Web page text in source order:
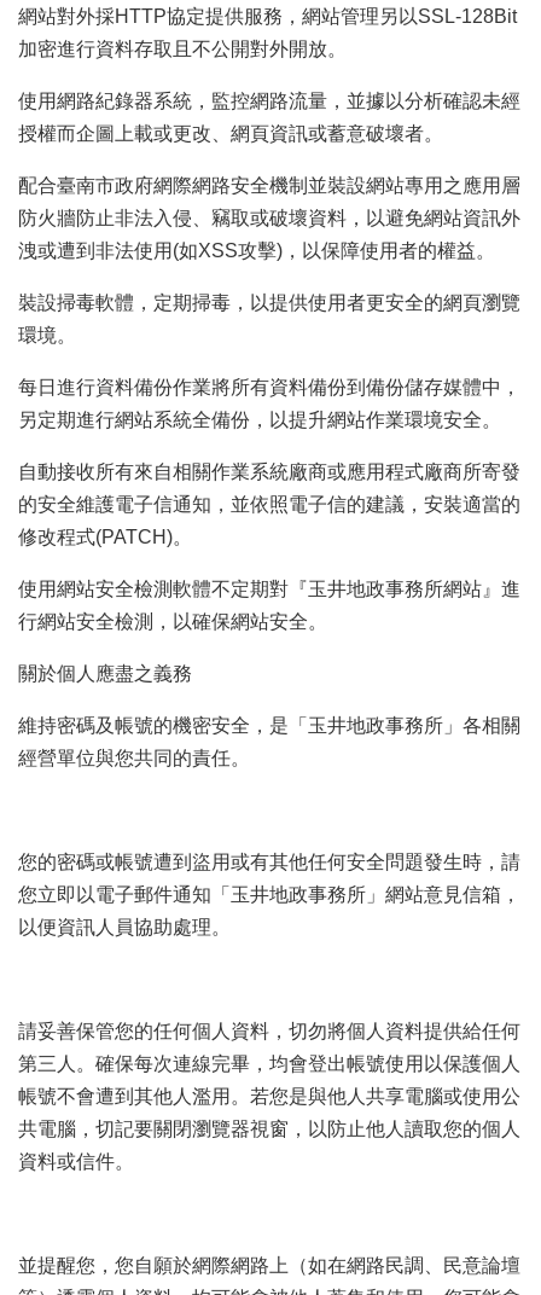
網站對外採HTTP協定提供服務，網站管理另以SSL-128Bit
加密進行資料存取且不公開對外開放。
使用網路紀錄器系統，監控網路流量，並據以分析確認未經
授權而企圖上載或更改、網頁資訊或蓄意破壞者。
配合臺南市政府網際網路安全機制並裝設網站專用之應用層
防火牆防止非法入侵、竊取或破壞資料，以避免網站資訊外
洩或遭到非法使用(如XSS攻擊)，以保障使用者的權益。
裝設掃毒軟體，定期掃毒，以提供使用者更安全的網頁瀏覽
環境。
每日進行資料備份作業將所有資料備份到備份儲存媒體中，
另定期進行網站系統全備份，以提升網站作業環境安全。
自動接收所有來自相關作業系統廠商或應用程式廠商所寄發
的安全維護電子信通知，並依照電子信的建議，安裝適當的
修改程式(PATCH)。
使用網站安全檢測軟體不定期對『玉井地政事務所網站』進
行網站安全檢測，以確保網站安全。
關於個人應盡之義務
維持密碼及帳號的機密安全，是「玉井地政事務所」各相關
經營單位與您共同的責任。
您的密碼或帳號遭到盜用或有其他任何安全問題發生時，請
您立即以電子郵件通知「玉井地政事務所」網站意見信箱，
以便資訊人員協助處理。
請妥善保管您的任何個人資料，切勿將個人資料提供給任何
第三人。確保每次連線完畢，均會登出帳號使用以保護個人
帳號不會遭到其他人濫用。若您是與他人共享電腦或使用公
共電腦，切記要關閉瀏覽器視窗，以防止他人讀取您的個人
資料或信件。
並提醒您，您自願於網際網路上（如在網路民調、民意論壇